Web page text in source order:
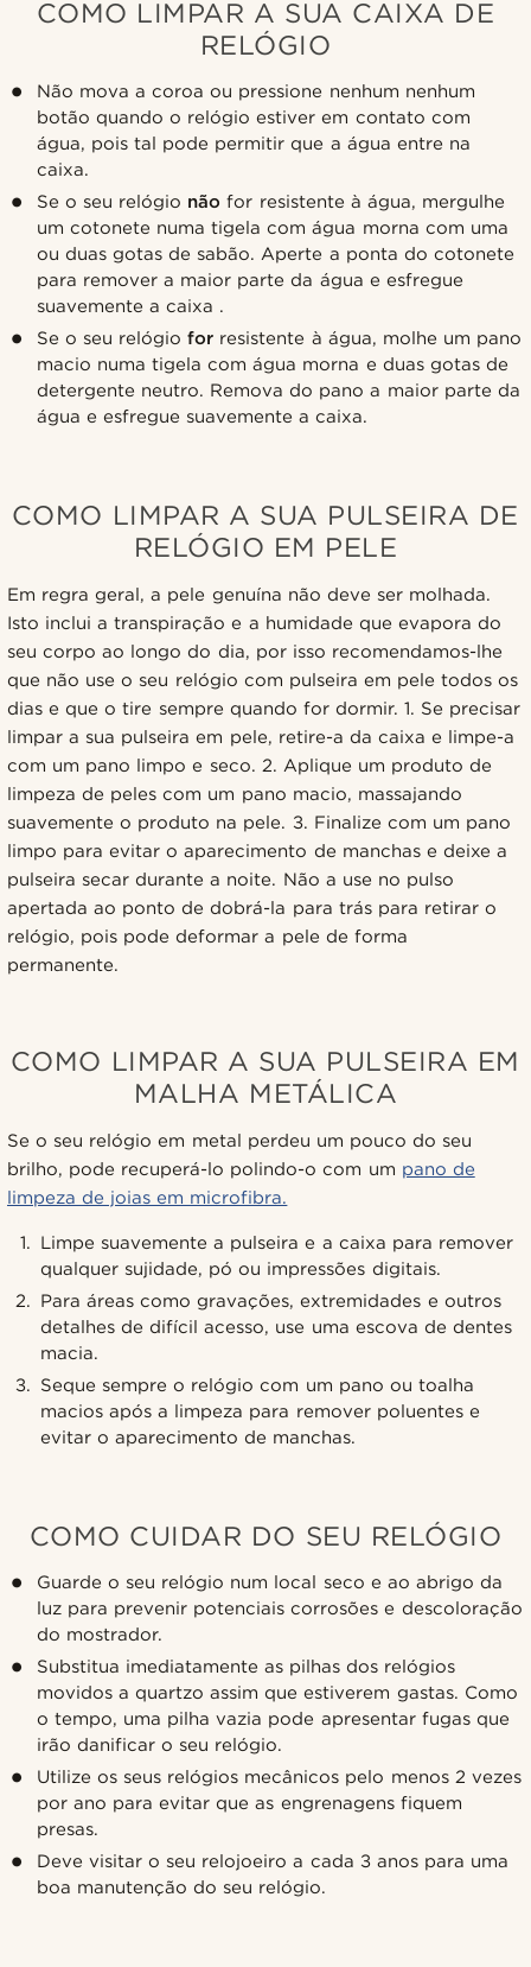
COMO LIMPAR A SUA CAIXA DE
RELÓGIO
Não mova a coroa ou pressione nenhum nenhum
botão quando o relógio estiver em contato com
água, pois tal pode permitir que a água entre na
caixa.
Se o seu relógio não for resistente à água, mergulhe
um cotonete numa tigela com água morna com uma
ou duas gotas de sabão. Aperte a ponta do cotonete
para remover a maior parte da água e esfregue
suavemente a caixa .
Se o seu relógiofor resistente à água, molhe um pano
macio numa tigela com água morna e duas gotas de
detergente neutro. Remova do pano a maior parte da
água e esfregue suavemente a caixa.
COMO LIMPAR A SUA PULSEIRA DE
RELÓGIO EM PELE
Em regra geral, a pele genuína não deve ser molhada.
Isto inclui a transpiração e a humidade que evapora do
seu corpo ao longo do dia, por isso recomendamos-lhe
que não use o seu relógio com pulseira em pele todos os
dias e que o tire sempre quando for dormir. 1. Se precisar
limpar a sua pulseira em pele, retire-a da caixa e limpe-a
com um pano limpo e seco. 2. Aplique um produto de
limpeza de peles com um pano macio, massajando
suavemente o produto na pele. 3. Finalize com um pano
limpo para evitar o aparecimento de manchas e deixe a
pulseira secar durante a noite. Não a use no pulso
apertada ao ponto de dobrá-la para trás para retirar o
relógio, pois pode deformar a pele de forma
permanente.
COMO LIMPAR A SUA PULSEIRA EM
MALHA METÁLICA
Se o seu relógio em metal perdeu um pouco do seu
brilho, pode recuperá-lo polindo-o com um pano de
limpeza de joias em microfibra.
Limpe suavemente a pulseira e a caixa para remover
qualquer sujidade, pó ou impressões digitais.
Para áreas como gravações, extremidades e outros
detalhes de difícil acesso, use uma escova de dentes
macia.
Seque sempre o relógio com um pano ou toalha
macios após a limpeza para remover poluentes e
evitar o aparecimento de manchas.
COMO CUIDAR DO SEU RELÓGIO
Guarde o seu relógio num local seco e ao abrigo da
luz para prevenir potenciais corrosões e descoloração
do mostrador.
Substitua imediatamente as pilhas dos relógios
movidos a quartzo assim que estiverem gastas. Como
o tempo, uma pilha vazia pode apresentar fugas que
irão danificar o seu relógio.
Utilize os seus relógios mecânicos pelo menos 2 vezes
por ano para evitar que as engrenagens fiquem
presas.
Deve visitar o seu relojoeiro a cada 3 anos para uma
boa manutenção do seu relógio.